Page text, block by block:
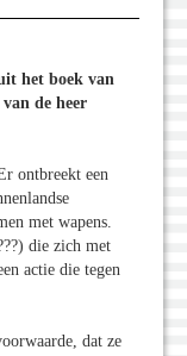
het boek van
de heer
ontbreekt een
met wapens.
die zich met
actie die tegen
dat ze